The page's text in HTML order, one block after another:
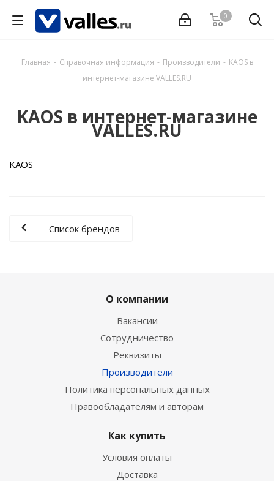
0
Главная - Справочная информация - Производители - KAOS в
интернет-магазине VALLES.RU
KAOS в интернет-магазине
VALLES.RU
KAOS
Список брендов
О компании
Вакансии
Сотрудничество
Реквизиты
Производители
Политика персональных данных
Правообладателям и авторам
Как купить
Условия оплаты
Доставка